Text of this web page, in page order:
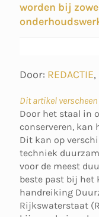
worden bij
Door: REDACTIE,
Dit artikel
Door het staal in
conserveren, kan
Dit kan op
techniek
voor de meest
beste past bij het
handreiking
Rijkswaterstaat